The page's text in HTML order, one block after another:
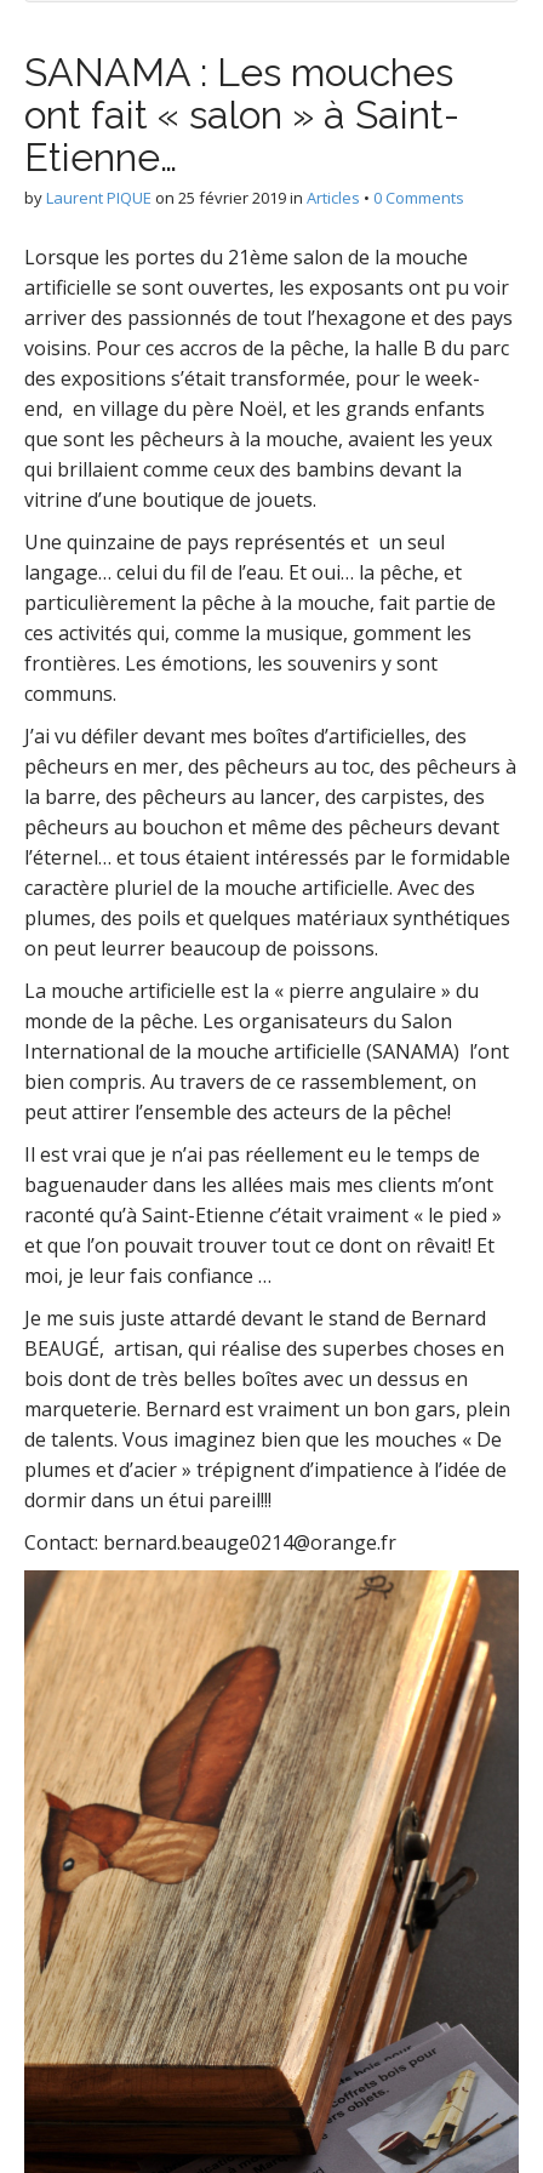
g
SANAMA : Les mouches
ont fait « salon » à Saint-
Etienne…
byLaurent PIQUE on 25 février 2019in Articles • 0 Comments
Lorsque les portes du 21ème salon de la mouche
artificielle se sont ouvertes, les exposants ont pu voir
arriver des passionnés de tout l’hexagone et des pays
voisins. Pour ces accros de la pêche, la halle B du parc
des expositions s’était transformée, pour le week-
end, en village du père Noël, et les grands enfants
que sont les pêcheurs à la mouche, avaient les yeux
qui brillaient comme ceux des bambins devant la
vitrine d’une boutique de jouets.
Une quinzaine de pays représentés et un seul
langage… celui du fil de l’eau. Et oui… la pêche, et
particulièrement la pêche à la mouche, fait partie de
ces activités qui, comme la musique, gomment les
frontières. Les émotions, les souvenirs y sont
communs.
J’ai vu défiler devant mes boîtes d’artificielles, des
pêcheurs en mer, des pêcheurs au toc, des pêcheurs à
la barre, des pêcheurs au lancer, des carpistes, des
pêcheurs au bouchon et même des pêcheurs devant
l’éternel… et tous étaient intéressés par le formidable
caractère pluriel de la mouche artificielle. Avec des
plumes, des poils et quelques matériaux synthétiques
on peut leurrer beaucoup de poissons.
La mouche artificielle est la « pierre angulaire » du
monde de la pêche. Les organisateurs du Salon
International de la mouche artificielle (SANAMA) l’ont
bien compris. Au travers de ce rassemblement, on
peut attirer l’ensemble des acteurs de la pêche!
Il est vrai que je n’ai pas réellement eu le temps de
baguenauder dans les allées mais mes clients m’ont
raconté qu’à Saint-Etienne c’était vraiment « le pied »
et que l’on pouvait trouver tout ce dont on rêvait! Et
moi, je leur fais confiance …
Je me suis juste attardé devant le stand de Bernard
BEAUGÉ, artisan, qui réalise des superbes choses en
bois dont de très belles boîtes avec un dessus en
marqueterie. Bernard est vraiment un bon gars, plein
de talents. Vous imaginez bien que les mouches « De
plumes et d’acier » trépignent d’impatience à l’idée de
dormir dans un étui pareil!!!
Contact: bernard.beauge0214@orange.fr